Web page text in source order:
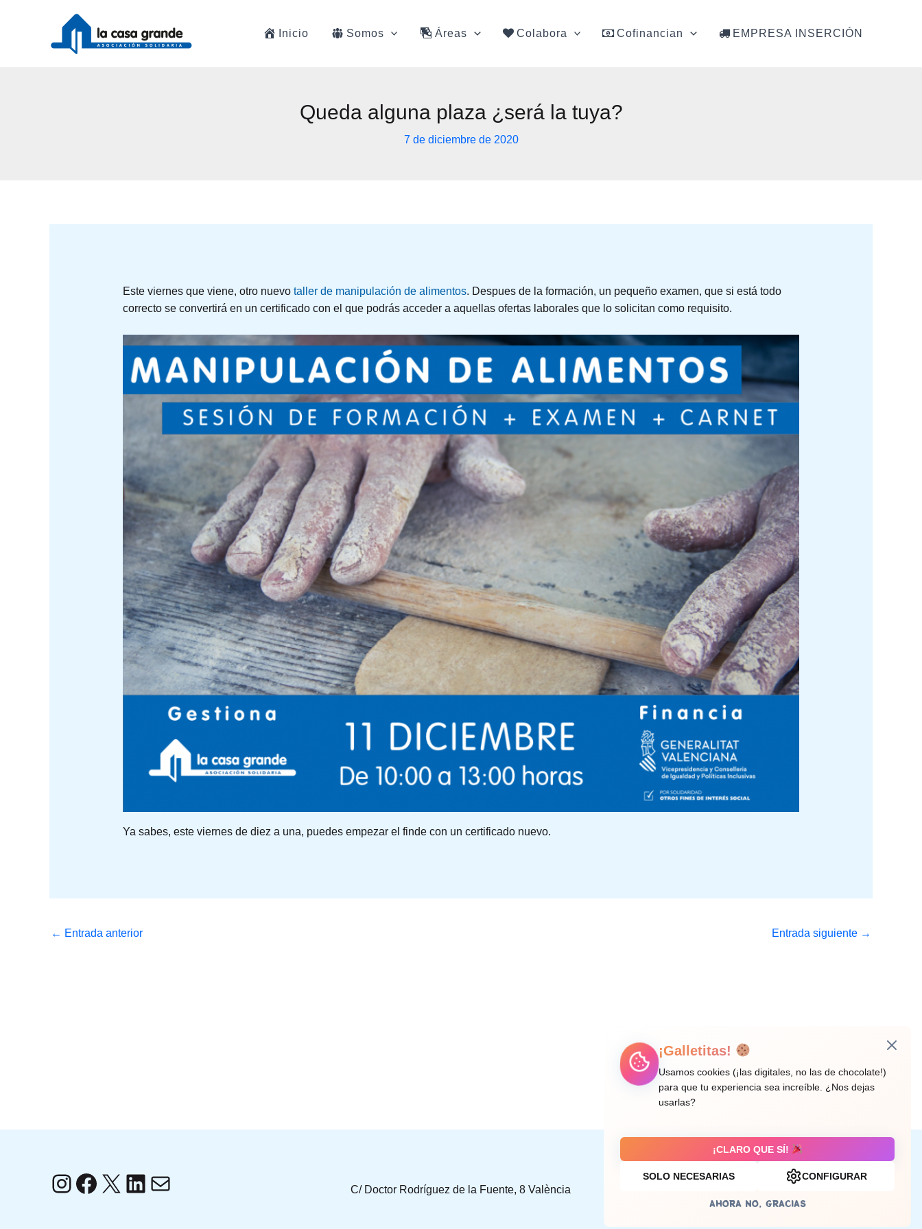
Inicio Somos Áreas Colabora Cofinancian EMPRESA INSERCIÓN
Queda alguna plaza ¿será la tuya?
7 de diciembre de 2020
Este viernes que viene, otro nuevo taller de manipulación de alimentos. Despues de la formación, un pequeño examen, que si está todo
correcto se convertirá en un certificado con el que podrás acceder a aquellas ofertas laborales que lo solicitan como requisito.
Ya sabes, este viernes de diez a una, puedes empezar el finde con un certificado nuevo.
← Entrada anterior Entrada siguiente →
Instagram
Facebook
X LinkedIn
Correo electrónico
C/ Doctor Rodríguez de la Fuente, 8 València
Aviso legal
¡Galletitas!
Usamos cookies (¡las digitales, no las de chocolate!)
para que tu experiencia sea increíble. ¿Nos dejas
usarlas?
¡CLARO QUE SÍ!
SOLO NECESARIAS CONFIGURAR
AHORA NO, GRACIAS